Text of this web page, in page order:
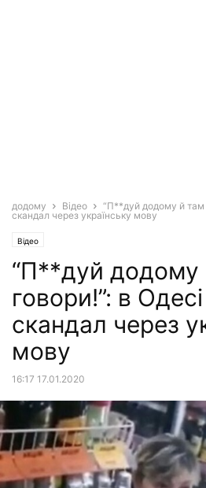
додому Відео
“П**дуй додому й там
скандал через українську мову
Відео
“П**дуй додому
говори!”: в
скандал через
мову
16:17 17.01.2020